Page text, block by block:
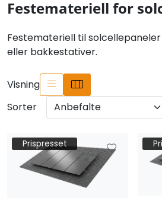
Festemateriell for
Festemateriell til
eller bakkestativer.
Visning
Sorter
Prispresset